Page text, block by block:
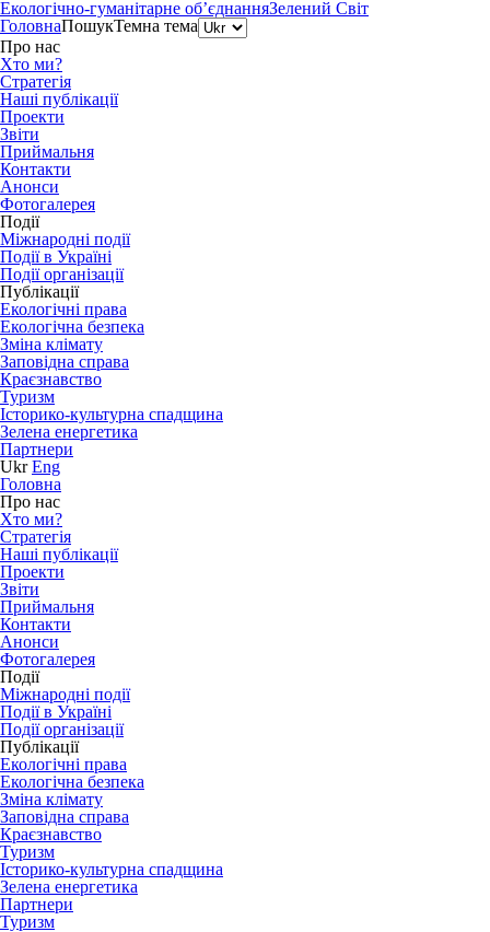
Екологічно-гуманітарне об’єднанняЗелений Світ
ГоловнаПошукТемна тема
Про нас
Хто ми?
Стратегія
Наші публікації
Проекти
Звіти
Приймальня
Контакти
Анонси
Фотогалерея
Події
Міжнародні події
Події в Україні
Події організації
Публікації
Екологічні права
Екологічна безпека
Зміна клімату
Заповідна справа
Краєзнавство
Туризм
Історико-культурна спадщина
Зелена енергетика
Партнери
Ukr Eng
Головна
Про нас
Хто ми?
Стратегія
Наші публікації
Проекти
Звіти
Приймальня
Контакти
Анонси
Фотогалерея
Події
Міжнародні події
Події в Україні
Події організації
Публікації
Екологічні права
Екологічна безпека
Зміна клімату
Заповідна справа
Краєзнавство
Туризм
Історико-культурна спадщина
Зелена енергетика
Партнери
Туризм